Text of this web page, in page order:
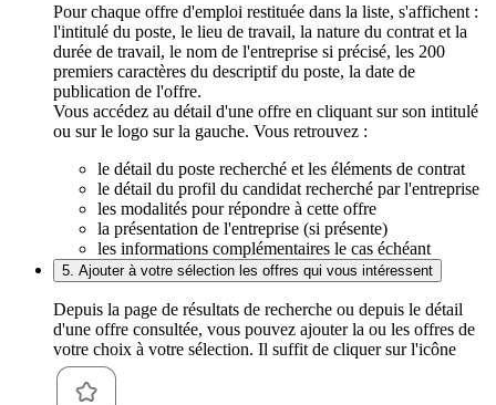
Pour chaque offre d'emploi restituée dans la liste, s'affichent :
l'intitulé du poste, le lieu de travail, la nature du contrat et la
durée de travail, le nom de l'entreprise si précisé, les 200
premiers caractères du descriptif du poste, la date de
publication de l'offre.
Vous accédez au détail d'une offre en cliquant sur son intitulé
ou sur le logo sur la gauche. Vous retrouvez :
le détail du poste recherché et les éléments de contrat
le détail du profil du candidat recherché par l'entreprise
les modalités pour répondre à cette offre
la présentation de l'entreprise (si présente)
les informations complémentaires le cas échéant
5. Ajouter à votre sélection les offres qui vous intéressent
Depuis la page de résultats de recherche ou depuis le détail
d'une offre consultée, vous pouvez ajouter la ou les offres de
votre choix à votre sélection. Il suffit de cliquer sur l'icône